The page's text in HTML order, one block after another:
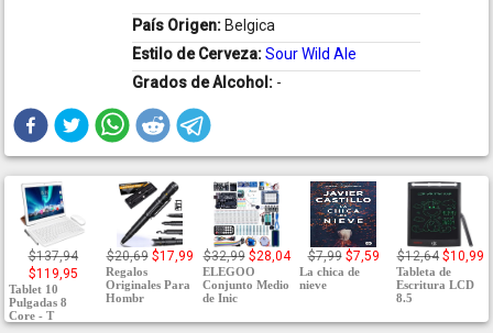
País Origen: Belgica
Estilo de Cerveza:Sour Wild Ale
Grados de Alcohol: -
$137,94
$119,95
Tablet 10
Pulgadas 8
Core - T
$20,69 $17,99
Regalos
Originales Para
Hombr
$32,99 $28,04
ELEGOO
Conjunto Medio
de Inic
$7,99 $7,59
La chica de
nieve
$12,64 $10,99
Tableta de
Escritura LCD
8.5